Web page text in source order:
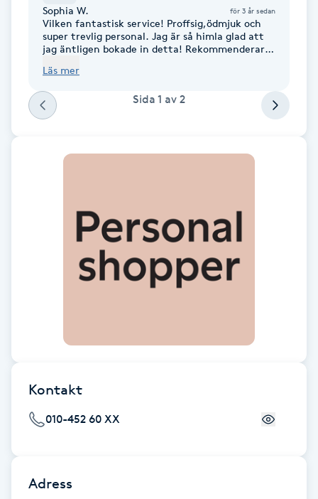
Damklippning
Dermapen
Diamantslipning
Extensions borttagning
Faceliftmassage
Fet hårbotten
Fettreducering
Sophia W. för 3 år sedan
Vilken fantastisk service! Proffsig,ödmjuk och
super trevlig personal. Jag är så himla glad att
jag äntligen bokade in detta! Rekommenderar
Läs mer
Sida 1 av 2
Kontakt
010-452 60 XX
Adress